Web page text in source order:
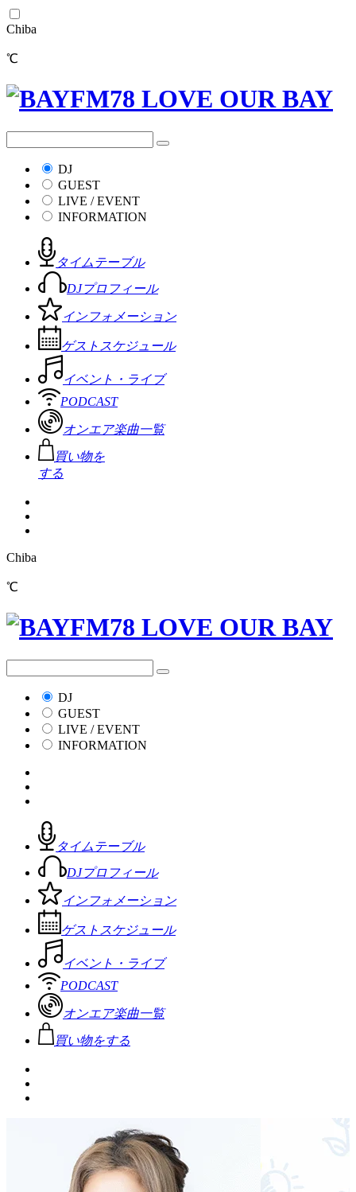
Chiba
℃
DJ
GUEST
LIVE / EVENT
INFORMATION
タイムテーブル
DJプロフィール
インフォメーション
ゲストスケジュール
イベント・ライブ
PODCAST
オンエア楽曲一覧
買い物を
する
Chiba
℃
DJ
GUEST
LIVE / EVENT
INFORMATION
タイムテーブル
DJプロフィール
インフォメーション
ゲストスケジュール
イベント・ライブ
PODCAST
オンエア楽曲一覧
買い物をする